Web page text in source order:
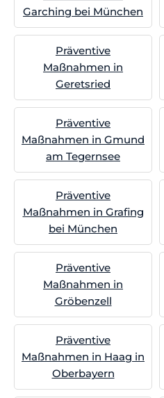
Garching bei München
Präventive
Maßnahmen in
Geretsried
Präventive
Maßnahmen in Gmund
am Tegernsee
Präventive
Maßnahmen in Grafing
bei München
Präventive
Maßnahmen in
Gröbenzell
Präventive
Maßnahmen in Haag in
Oberbayern